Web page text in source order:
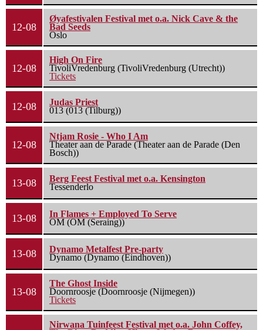
12-08
Øyafestivalen Festival met o.a. Nick Cave & the
Bad Seeds
Oslo
12-08
High On Fire
TivoliVredenburg (TivoliVredenburg (Utrecht))
Tickets
12-08
Judas Priest
013 (013 (Tilburg))
12-08
Ntjam Rosie - Who I Am
Theater aan de Parade (Theater aan de Parade (Den
Bosch))
13-08
Berg Feest Festival met o.a. Kensington
Tessenderlo
13-08
In Flames + Employed To Serve
OM (OM (Seraing))
13-08
Dynamo Metalfest Pre-party
Dynamo (Dynamo (Eindhoven))
13-08
The Ghost Inside
Doornroosje (Doornroosje (Nijmegen))
Tickets
Nirwana Tuinfeest Festival met o.a. John Coffey,